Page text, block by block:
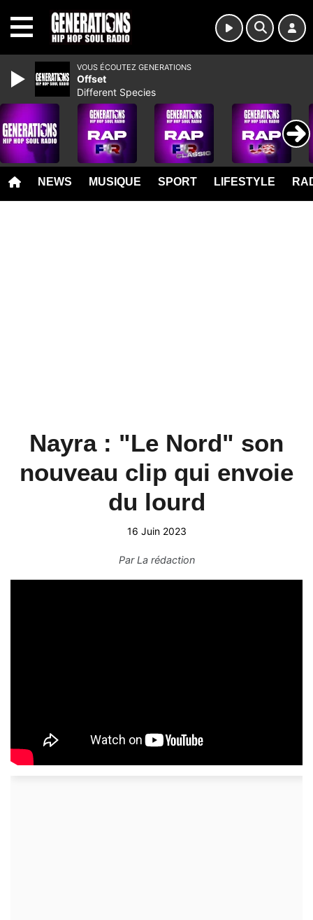
NEWS MUSIQUE SPORT LIFESTYLE
Nayra : "Le Nord" son
nouveau clip qui envoie
du lourd
16 Juin 2023
ParLa rédaction
VOUS ÉCOUTEZ GENERATIONS
Offset
Different Species